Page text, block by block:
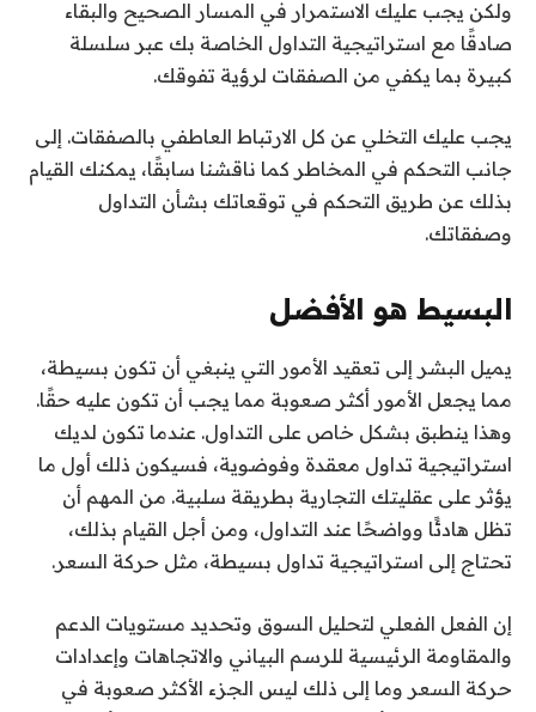
ولكن يجب عليك الاستمرار في المسار الصحيح والبقاء
صادقًا مع استراتيجية التداول الخاصة بك عبر سلسلة
كبيرة بما يكفي من الصفقات لرؤية تفوقك.
يجب عليك التخلي عن كل الارتباط العاطفي بالصفقات. إلى
جانب التحكم في المخاطر كما ناقشنا سابقًا، يمكنك القيام
بذلك عن طريق التحكم في توقعاتك بشأن التداول
وصفقاتك.
البسيط هو الأفضل
يميل البشر إلى تعقيد الأمور التي ينبغي أن تكون بسيطة،
مما يجعل الأمور أكثر صعوبة مما يجب أن تكون عليه حقًا.
وهذا ينطبق بشكل خاص على التداول. عندما تكون لديك
استراتيجية تداول معقدة وفوضوية، فسيكون ذلك أول ما
يؤثر على عقليتك التجارية بطريقة سلبية. من المهم أن
تظل هادئًا وواضحًا عند التداول، ومن أجل القيام بذلك،
تحتاج إلى استراتيجية تداول بسيطة، مثل حركة السعر.
إن الفعل الفعلي لتحليل السوق وتحديد مستويات الدعم
والمقاومة الرئيسية للرسم البياني والاتجاهات وإعدادات
حركة السعر وما إلى ذلك ليس الجزء الأكثر صعوبة في